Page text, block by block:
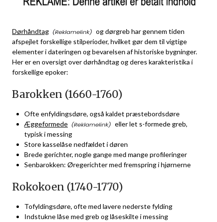
Dørhåndtag
og dørgreb har gennem tiden
afspejlet forskellige stilperioder, hvilket gør dem til vigtige
elementer i dateringen og bevarelsen af historiske bygninger.
Her er en oversigt over dørhåndtag og deres karakteristika i
forskellige epoker:
Barokken (1660-1760)
Ofte enfyldingsdøre, også kaldet præstebordsdøre
Æggeformede
eller let s-formede greb,
typisk i messing
Store kasselåse nedfældet i døren
Brede gerichter, nogle gange med mange profileringer
Senbarokken: Øregerichter med fremspring i hjørnerne
Rokokoen (1740-1770)
Tofyldingsdøre, ofte med lavere nederste fylding
Indstukne låse med greb og låseskilte i messing